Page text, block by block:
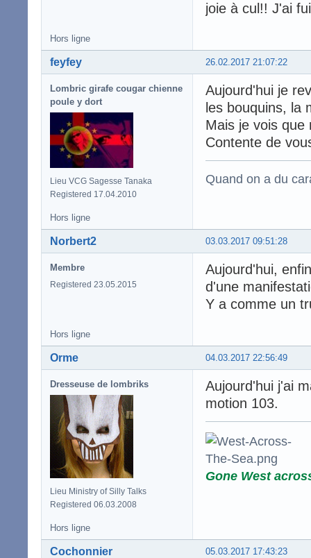
joie à cul!! J'ai
Hors ligne
26.02.2017 21:07:22
feyfey
Lombric girafe cougar chienne
poule y dort
Lieu VCG Sagesse Tanaka
Registered 17.04.2010
Aujourd'hui je
les bouquins, la
Mais je vois
Contente de
Quand on a du
Hors ligne
03.03.2017 09:51:28
Norbert2
Membre
Registered 23.05.2015
Aujourd'hui,
d'une
Y a comme un
Hors ligne
04.03.2017 22:56:49
Orme
Dresseuse de lombriks
Lieu Ministry of Silly Talks
Registered 06.03.2008
Aujourd'hui j'ai
motion 103.
Gone West
Hors ligne
05.03.2017 17:43:23
Cochonnier